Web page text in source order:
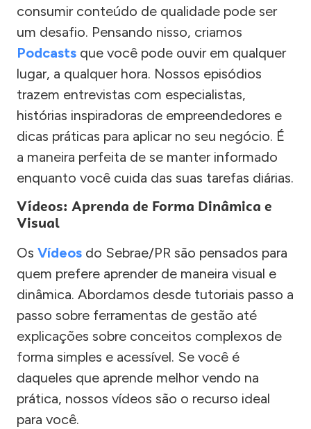
consumir conteúdo de qualidade pode ser
um desafio. Pensando nisso, criamos
Podcasts que você pode ouvir em qualquer
lugar, a qualquer hora. Nossos episódios
trazem entrevistas com especialistas,
histórias inspiradoras de empreendedores e
dicas práticas para aplicar no seu negócio. É
a maneira perfeita de se manter informado
enquanto você cuida das suas tarefas diárias.
Vídeos: Aprenda de Forma Dinâmica e
Visual
Os Vídeos do Sebrae/PR são pensados para
quem prefere aprender de maneira visual e
dinâmica. Abordamos desde tutoriais passo a
passo sobre ferramentas de gestão até
explicações sobre conceitos complexos de
forma simples e acessível. Se você é
daqueles que aprende melhor vendo na
prática, nossos vídeos são o recurso ideal
para você.